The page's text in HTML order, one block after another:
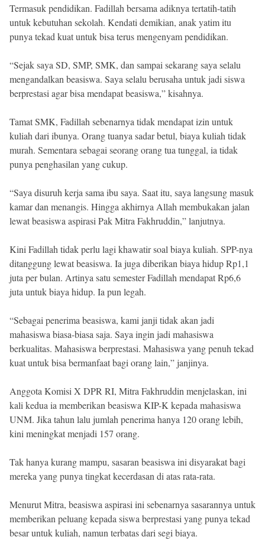
Termasuk pendidikan. Fadillah bersama adiknya tertatih-tatih
untuk kebutuhan sekolah. Kendati demikian, anak yatim itu
punya tekad kuat untuk bisa terus mengenyam pendidikan.
“Sejak saya SD, SMP, SMK, dan sampai sekarang saya selalu
mengandalkan beasiswa. Saya selalu berusaha untuk jadi siswa
berprestasi agar bisa mendapat beasiswa,” kisahnya.
Tamat SMK, Fadillah sebenarnya tidak mendapat izin untuk
kuliah dari ibunya. Orang tuanya sadar betul, biaya kuliah tidak
murah. Sementara sebagai seorang orang tua tunggal, ia tidak
punya penghasilan yang cukup.
“Saya disuruh kerja sama ibu saya. Saat itu, saya langsung masuk
kamar dan menangis. Hingga akhirnya Allah membukakan jalan
lewat beasiswa aspirasi Pak Mitra Fakhruddin,” lanjutnya.
Kini Fadillah tidak perlu lagi khawatir soal biaya kuliah. SPP-nya
ditanggung lewat beasiswa. Ia juga diberikan biaya hidup Rp1,1
juta per bulan. Artinya satu semester Fadillah mendapat Rp6,6
juta untuk biaya hidup. Ia pun legah.
“Sebagai penerima beasiswa, kami janji tidak akan jadi
mahasiswa biasa-biasa saja. Saya ingin jadi mahasiswa
berkualitas. Mahasiswa berprestasi. Mahasiswa yang penuh tekad
kuat untuk bisa bermanfaat bagi orang lain,” janjinya.
Anggota Komisi X DPR RI, Mitra Fakhruddin menjelaskan, ini
kali kedua ia memberikan beasiswa KIP-K kepada mahasiswa
UNM. Jika tahun lalu jumlah penerima hanya 120 orang lebih,
kini meningkat menjadi 157 orang.
Tak hanya kurang mampu, sasaran beasiswa ini disyarakat bagi
mereka yang punya tingkat kecerdasan di atas rata-rata.
Menurut Mitra, beasiswa aspirasi ini sebenarnya sasarannya untuk
memberikan peluang kepada siswa berprestasi yang punya tekad
besar untuk kuliah, namun terbatas dari segi biaya.